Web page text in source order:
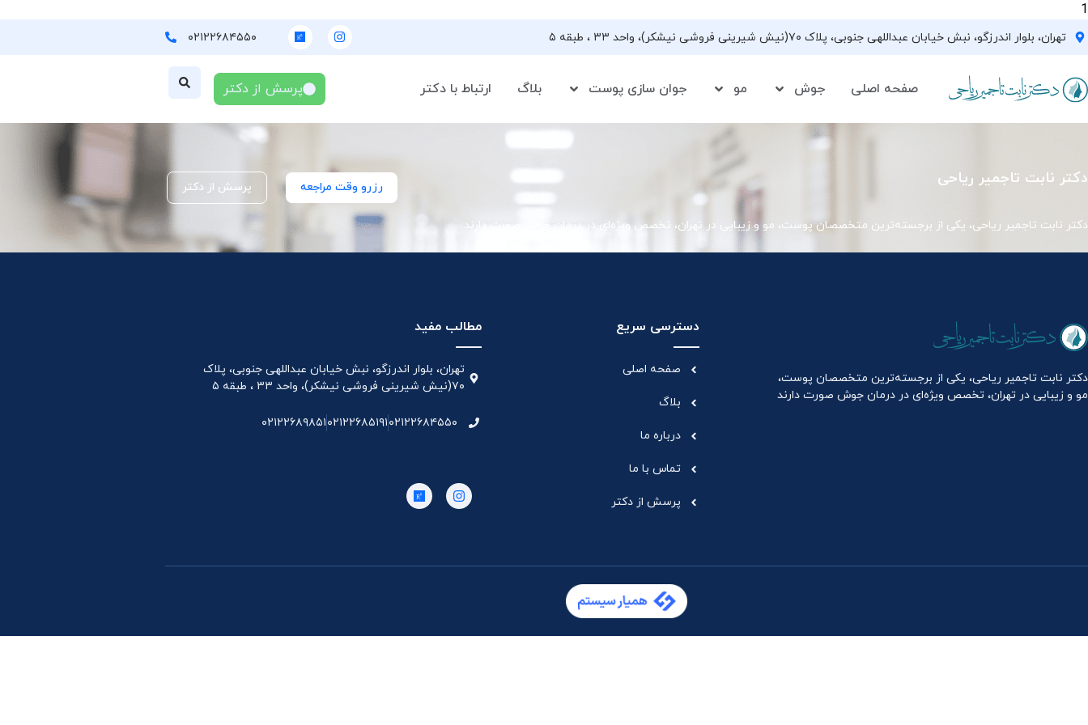
1
تهران، بلوار اندرزگو، نبش خیابان عبداللهی جنوبی، پلاک ۷۰(نیش شیرینی فروشی نیشکر)، واحد ۳۳ ، طبقه ۵ ۰۲۱۲۲۶۸۴۵۵۰
صفحه اصلی جوش مو جوان سازی پوست بلاگ ارتباط با دکتر پرسش از دکتر
دکتر نابت تاجمیر ریاحی
دکتر نابت تاجمیر ریاحی، یکی از برجسته‌ترین متخصصان پوست، مو و زیبایی در تهران، تخصص ویژه‌ای در درمان جوش صورت دارند
رزرو وقت مراجعه پرسش از دکتر
دکتر نابت تاجمیر ریاحی، یکی از برجسته‌ترین متخصصان پوست،
مو و زیبایی در تهران، تخصص ویژه‌ای در درمان جوش صورت دارند
دسترسی سریع
صفحه اصلی
بلاگ
درباره ما
تماس با ما
پرسش از دکتر
مطالب مفید
تهران، بلوار اندرزگو، نبش خیابان عبداللهی جنوبی، پلاک
۷۰(نیش شیرینی فروشی نیشکر)، واحد ۳۳ ، طبقه ۵
۰۲۱۲۲۶۸۴۵۵۰۰۲۱۲۲۶۸۵۱۹۱۰۲۱۲۲۶۸۹۸۵۱